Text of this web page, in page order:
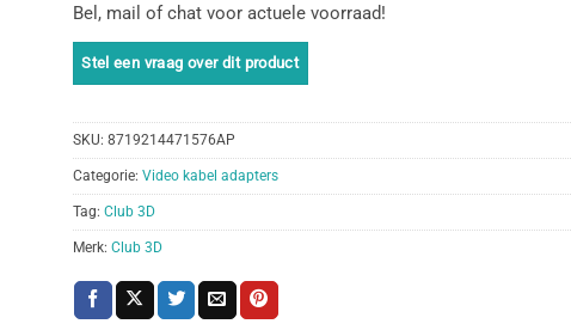
Bel, mail of chat voor actuele voorraad!
SKU: 8719214471576AP
Categorie: Video kabel adapters
Tag: Club 3D
Merk: Club 3D